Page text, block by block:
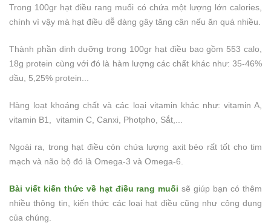
Trong 100gr hạt điều rang muối có chứa một lượng lớn calories,
chính vì vậy mà hạt điều dễ dàng gây tăng cân nếu ăn quá nhiều.
Thành phần dinh dưỡng trong 100gr hạt điều bao gồm 553 calo,
18g protein cùng với đó là hàm lượng các chất khác như: 35-46%
dầu, 5,25% protein...
Hàng loạt khoáng chất và các loại vitamin khác như: vitamin A,
vitamin B1, vitamin C, Canxi, Photpho, Sắt,...
Ngoài ra, trong hạt điều còn chứa lượng axit béo rất tốt cho tim
mạch và não bộ đó là Omega-3 và Omega-6.
Bài viết kiến thức về hạt điều rang muối sẽ giúp bạn có thêm
nhiều thông tin, kiến thức các loại hạt điều cũng như công dụng
của chúng.